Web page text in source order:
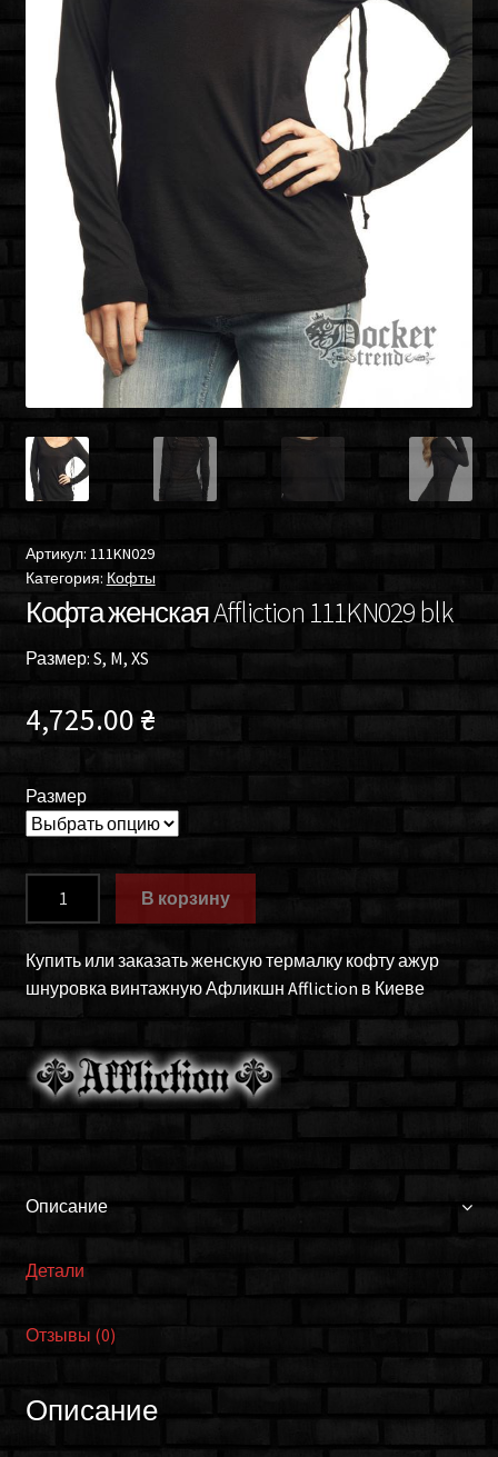
Артикул: 111KN029
Категория: Кофты
Кофта женская Affliction 111KN029 blk
Размер: S, M, XS
4,725.00 ₴
Размер
женская
Affliction
blk
В корзину
Купить или заказать женскую термалку кофту ажур
шнуровка винтажную Афликшн Affliction в Киеве
Описание
Детали
Отзывы (0)
Описание